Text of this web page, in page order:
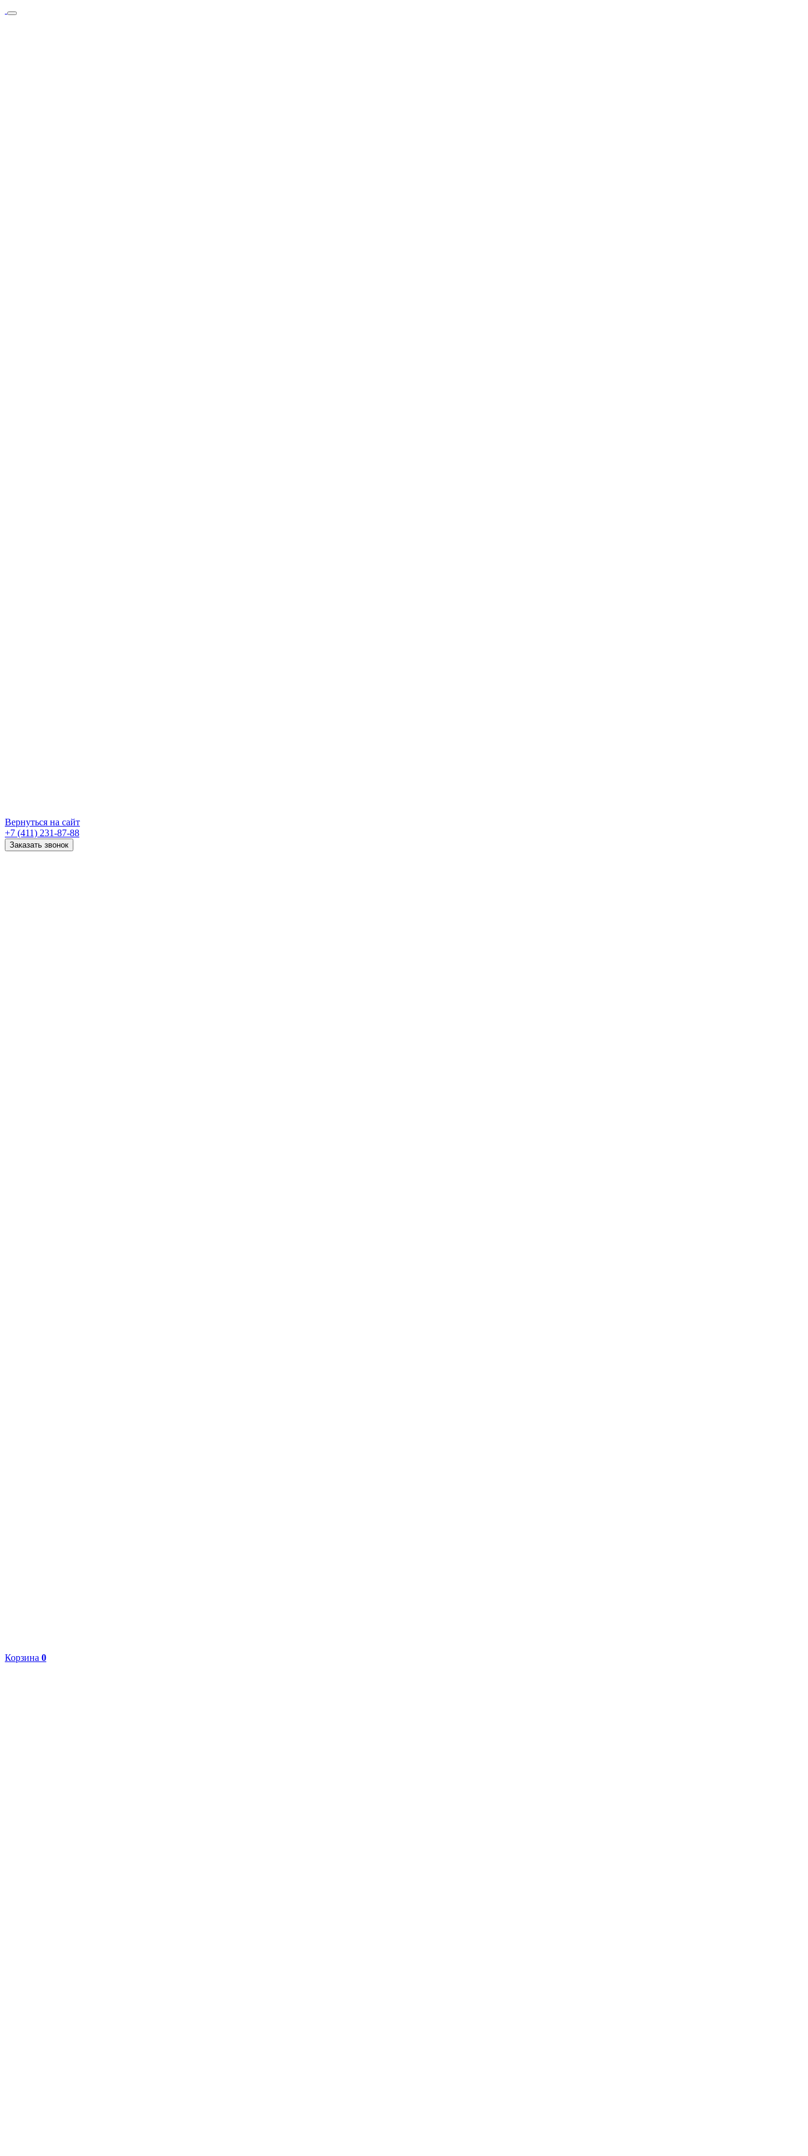
Вернуться на сайт
+7 (411) 231-87-88
Заказать звонок
Корзина 0